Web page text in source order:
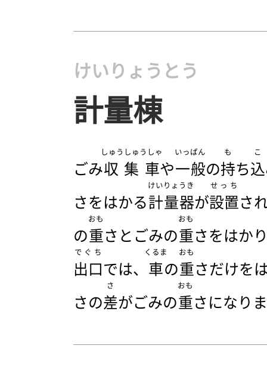
けいりょうとう
計量棟
ごみ収集車
しゅうしゅうしゃ
や一般
いっぱん
の持
も
ち込
こ
さをはかる計量器
けいりょうき
が設置
せっち
さ
の重
おも
さとごみの重
おも
さをはか
出口
でぐち
では、 車
くるま
の重
おも
さだけを
さの差
さ
がごみの重
おも
さになり